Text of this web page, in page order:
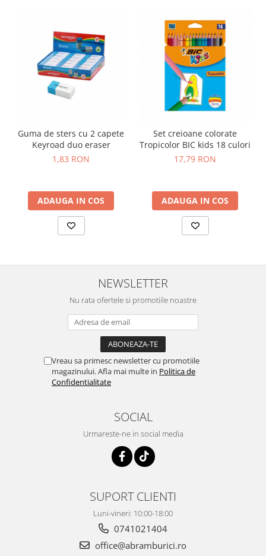
Guma de sters cu 2 capete
Keyroad duo eraser
1,83 RON
ADAUGA IN COS
Set creioane colorate
Tropicolor BIC kids 18 culori
17,79 RON
ADAUGA IN COS
NEWSLETTER
Nu rata ofertele si promotiile noastre
Vreau sa primesc newsletter cu promotiile
magazinului. Afla mai multe in Politica de
Confidentialitate
SOCIAL
Urmareste-ne in social media
SUPORT CLIENTI
Luni-vineri: 10:00-18:00
0741021404
office@abramburici.ro